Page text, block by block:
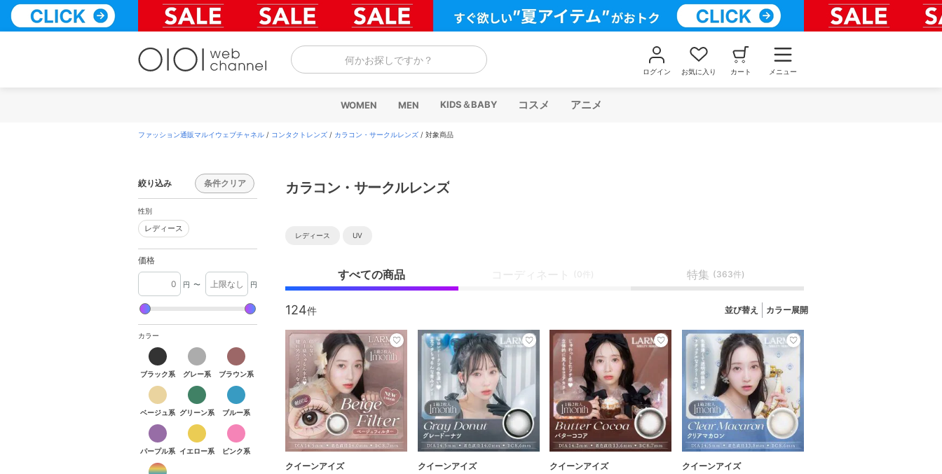
テ
何かお探しですか？
ログイン お気に入り カート メニュー
WOMEN MEN KIDS＆BABY コスメ アニメ
ファッション通販マルイウェブチャネル / コンタクトレンズ / カラコン・サークルレンズ / 対象商品
絞り込み 条件クリア
性別
レディース
レディース
価格
円 〜 円
カラー
ブラック系
ブラック系
グレー系
グレー系
ブラウン系
ブラウン系
ベージュ系
ベージュ系
グリーン系
グリーン系
ブルー系
ブルー系
パープル系
パープル系
イエロー系
イエロー系
ピンク系
ピンク系
その他
カラコン・サークルレンズ
レディース UV
すべての商品 コーディネート (0件) 特集 (363件)
124 並び替え カラー展開
クイーンアイズ クイーンアイズ クイーンアイズ クイーンアイズ